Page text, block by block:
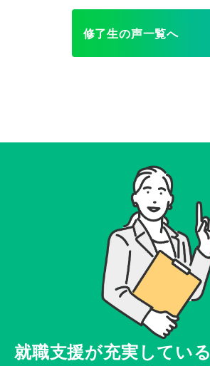
修了生の声一覧へ
就職支援が充実している